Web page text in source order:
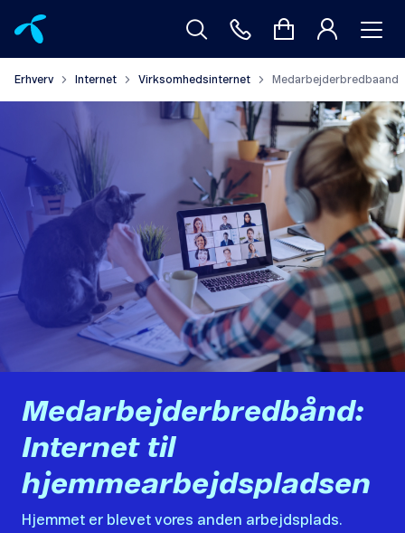
Erhverv Internet Virksomhedsinternet Medarbejderbredbaand
Medarbejderbredbånd:
Internet til
hjemmearbejdspladsen
Hjemmet er blevet vores anden arbejdsplads.